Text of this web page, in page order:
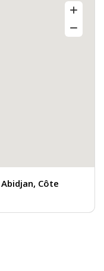
Abidjan, Côte